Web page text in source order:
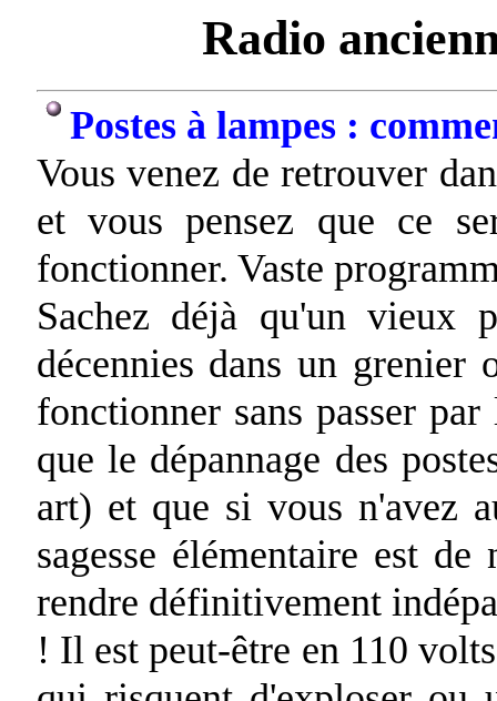
Radio
Postes à lampes :
Vous venez de retrouver
et vous pensez que ce
fonctionner. Vaste
Sachez déjà qu'un vieux
décennies dans un grenier
fonctionner sans passer
que le dépannage des
art) et que si vous n'avez
sagesse élémentaire est
rendre définitivement
! Il est peut-être en 110